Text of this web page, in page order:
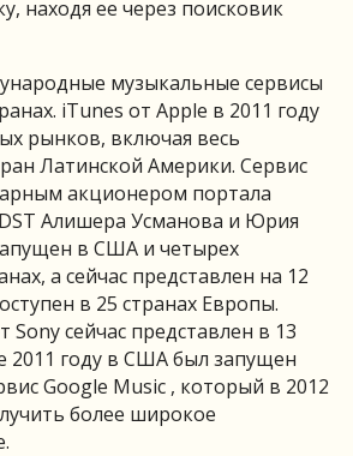
находя ее через поисковик
музыкальные сервисы
iTunes от Apple в 2011 году
рынков, включая весь
Латинской Америки. Сервис
акционером портала
Алишера Усманова и Юрия
в США и четырех
а сейчас представлен на 12
в 25 странах Европы.
Sony сейчас представлен в 13
2011 году в США был запущен
Google Music , который в 2012
более широкое